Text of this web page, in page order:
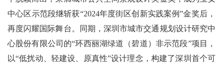
中心区示范段继斩获“2024年度街区创新实践案例”金奖后，
再度闪耀国际舞台。同期，深圳市城市交通规划设计研究中
心股份有限公司的“环西丽湖绿道（碧道）非示范段”项目，
以“低扰动、轻建设、原真性”设计理念，构建了深圳首个可